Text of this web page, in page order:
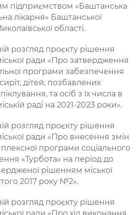
підприємством «Баштанська
лікарня» Баштанської
області.
розгляд проєкту рішення
ради «Про затвердження
програми забезпечення
дітей, позбавлених
та осіб з їх числа в
раді на 2021-2023 роки».
розгляд проєкту рішення
ради «Про внесення змін
програми соціального
«Турбота» на період до
рішенням міської
2017 року №2».
розгляд проєкту рішення